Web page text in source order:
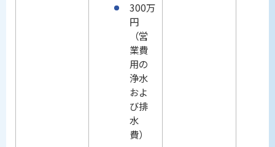
300万
円
（営
業費
用の
浄水
およ
び排
水
費）